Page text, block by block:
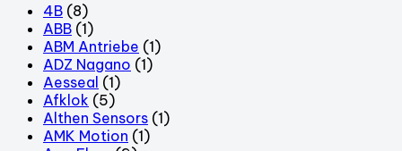
4B (8)
ABB (1)
ABM Antriebe (1)
ADZ Nagano (1)
Aesseal (1)
Afklok (5)
Althen Sensors (1)
AMK Motion (1)